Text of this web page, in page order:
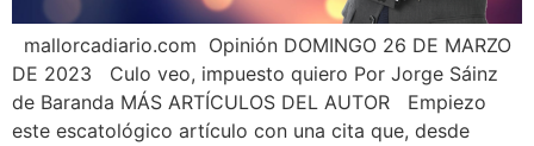
mallorcadiario.com Opinión DOMINGO 26 DE MARZO
DE 2023 Culo veo, impuesto quiero Por Jorge Sáinz
de Baranda MÁS ARTÍCULOS DEL AUTOR Empiezo
este escatológico artículo con una cita que, desde